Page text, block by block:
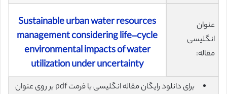
عنوان
انگلیسی
مقاله:
Sustainable urban water resources
management considering life-cycle
environmental impacts of water
utilization under uncertainty
برای دانلود رایگان مقاله انگلیسی با فرمت pdf بر روی عنوان